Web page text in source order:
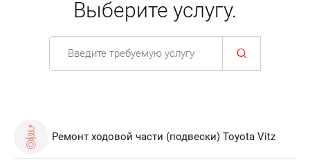
Выберите услугу.
Ремонт ходовой части (подвески) Toyota Vitz